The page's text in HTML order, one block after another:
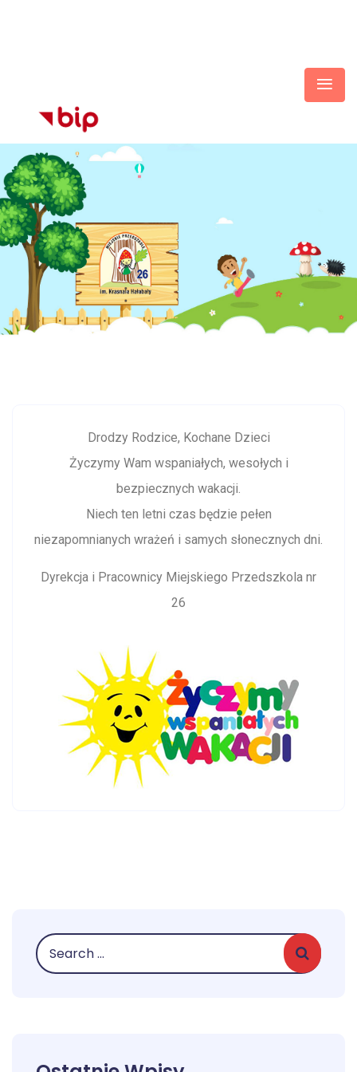
Drodzy Rodzice, Kochane Dzieci
Życzymy Wam wspaniałych, wesołych i
bezpiecznych wakacji.
Niech ten letni czas będzie pełen
niezapomnianych wrażeń i samych słonecznych dni.
Dyrekcja i Pracownicy Miejskiego Przedszkola nr
26